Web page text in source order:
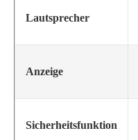
Lautsprecher
Anzeige
Sicherheitsfunktion